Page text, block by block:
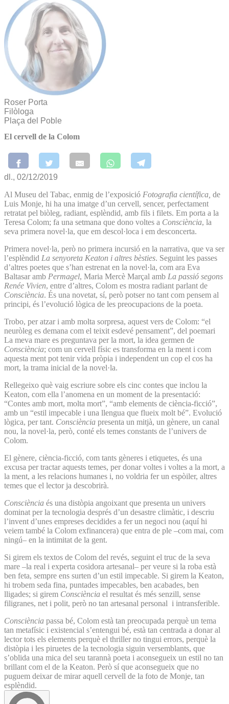
Roser Porta
Filòloga
Plaça del Poble
El cervell de la Colom
dl., 02/12/2019
Al Museu del Tabac, enmig de l’exposició Fotografia científica, de
Luis Monje, hi ha una imatge d’un cervell, sencer, perfectament
retratat pel biòleg, radiant, esplèndid, amb fils i filets. Em porta a la
Teresa Colom; fa una setmana que dono voltes a Consciència, la
seva primera novel·la, que em descol·loca i em desconcerta.
Primera novel·la, però no primera incursió en la narrativa, que va ser
l’esplèndid La senyoreta Keaton i altres bèsties. Seguint les passes
d’altres poetes que s’han estrenat en la novel·la, com ara Eva
Baltasar amb Permagel, Maria Mercè Marçal amb La passió segons
Renée Vivien, entre d’altres, Colom es mostra radiant parlant de
Consciència. És una novetat, sí, però potser no tant com pensem al
principi, és l’evolució lògica de les preocupacions de la poeta.
Trobo, per atzar i amb molta sorpresa, aquest vers de Colom: “el
neuròleg es demana com el teixit esdevé pensament”, del poemari
La meva mare es preguntava per la mort, la idea germen de
Consciència; com un cervell físic es transforma en la ment i com
aquesta ment pot tenir vida pròpia i independent un cop el cos ha
mort, la trama inicial de la novel·la.
Rellegeixo què vaig escriure sobre els cinc contes que inclou la
Keaton, com ella l’anomena en un moment de la presentació:
“Contes amb mort, molta mort”, “amb elements de ciència-ficció”,
amb un “estil impecable i una llengua que flueix molt bé”. Evolució
lògica, per tant. Consciència presenta un mitjà, un gènere, un canal
nou, la novel·la, però, conté els temes constants de l’univers de
Colom.
El gènere, ciència-ficció, com tants gèneres i etiquetes, és una
excusa per tractar aquests temes, per donar voltes i voltes a la mort, a
la ment, a les relacions humanes i, no voldria fer un espòiler, altres
temes que el lector ja descobrirà.
Consciència és una distòpia angoixant que presenta un univers
dominat per la tecnologia després d’un desastre climàtic, i descriu
l’invent d’unes empreses decidides a fer un negoci nou (aquí hi
veiem també la Colom exfinancera) que entra de ple –com mai, com
ningú– en la intimitat de la gent.
Si girem els textos de Colom del revés, seguint el truc de la seva
mare –la real i experta cosidora artesanal– per veure si la roba està
ben feta, sempre ens surten d’un estil impecable. Si girem la Keaton,
hi trobem seda fina, puntades impecables, ben acabades, ben
lligades; si girem Consciència el resultat és més senzill, sense
filigranes, net i polit, però no tan artesanal personal i intransferible.
Consciència passa bé, Colom està tan preocupada perquè un tema
tan metafísic i existencial s’entengui bé, està tan centrada a donar al
lector tots els elements perquè el thriller no tingui errors, perquè la
distòpia i les piruetes de la tecnologia siguin versemblants, que
s’oblida una mica del seu tarannà poeta i aconsegueix un estil no tan
brillant com el de la Keaton. Però sí que aconsegueix que no
puguem deixar de mirar aquell cervell de la foto de Monje, tan
esplèndid.